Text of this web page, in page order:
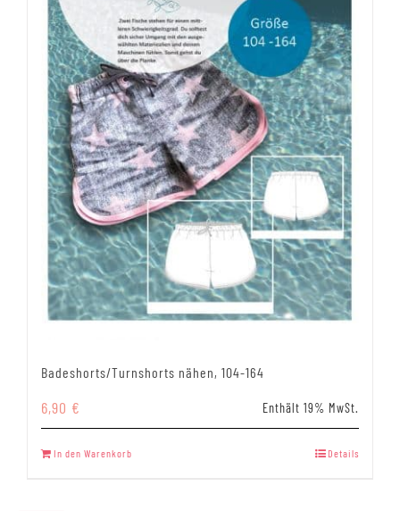
Badeshorts/Turnshorts nähen, 104-164
6,90 € Enthält 19% MwSt.
In den Warenkorb Details